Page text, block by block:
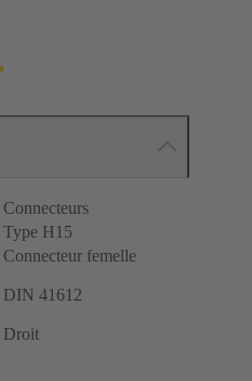
Connecteurs
Type H15
Connecteur femelle
DIN 41612
Droit